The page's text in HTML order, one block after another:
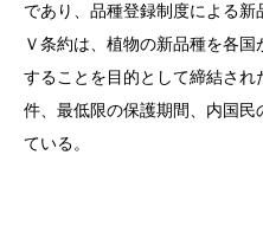
であり、品種登録制度による
Ｖ条約は、植物の新品種を各
することを目的として締結さ
件、最低限の保護期間、内国
ている。